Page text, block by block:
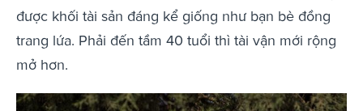
được khối tài sản đáng kể giống như bạn bè đồng
trang lứa. Phải đến tầm 40 tuổi thì tài vận mới rộng
mở hơn.